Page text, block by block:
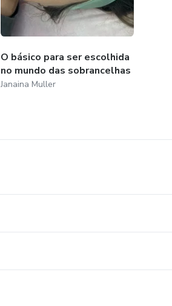
O básico para ser escolhida
no mundo das sobrancelhas
Janaina Muller